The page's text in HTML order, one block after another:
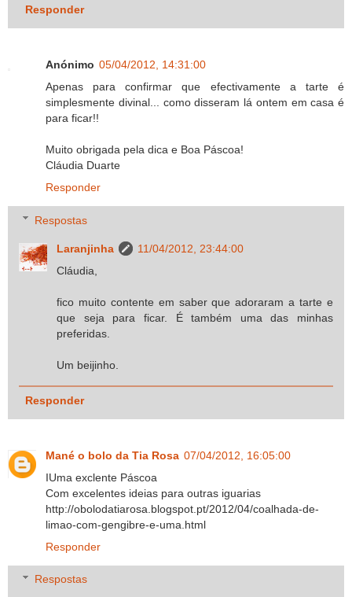
Responder
Anónimo 05/04/2012, 14:31:00
Apenas para confirmar que efectivamente a tarte é
simplesmente divinal... como disseram lá ontem em casa é
para ficar!!
Muito obrigada pela dica e Boa Páscoa!
Cláudia Duarte
Responder
Respostas
Laranjinha
11/04/2012, 23:44:00
Cláudia,
fico muito contente em saber que adoraram a tarte e
que seja para ficar. É também uma das minhas
preferidas.
Um beijinho.
Responder
Mané o bolo da Tia Rosa 07/04/2012, 16:05:00
IUma exclente Páscoa
Com excelentes ideias para outras iguarias
http://obolodatiarosa.blogspot.pt/2012/04/coalhada-de-
limao-com-gengibre-e-uma.html
Responder
Respostas